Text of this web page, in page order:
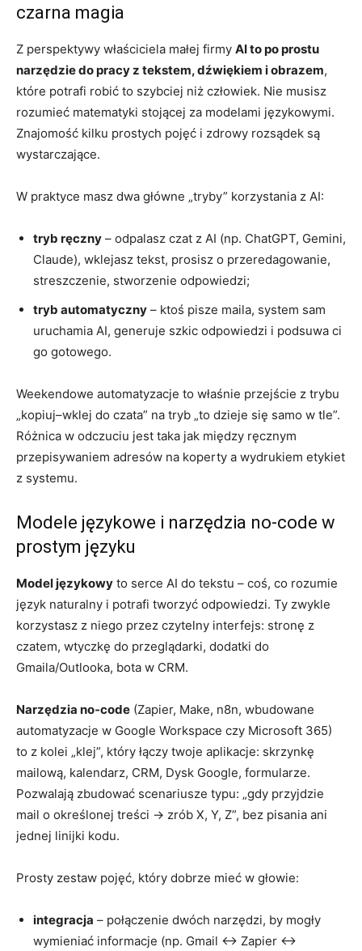
czarna magia
Z perspektywy właściciela małej firmy AI to po prostu
narzędzie do pracy z tekstem, dźwiękiem i obrazem,
które potrafi robić to szybciej niż człowiek. Nie musisz
rozumieć matematyki stojącej za modelami językowymi.
Znajomość kilku prostych pojęć i zdrowy rozsądek są
wystarczające.
W praktyce masz dwa główne „tryby” korzystania z AI:
tryb ręczny – odpalasz czat z AI (np. ChatGPT, Gemini,
Claude), wklejasz tekst, prosisz o przeredagowanie,
streszczenie, stworzenie odpowiedzi;
tryb automatyczny – ktoś pisze maila, system sam
uruchamia AI, generuje szkic odpowiedzi i podsuwa ci
go gotowego.
Weekendowe automatyzacje to właśnie przejście z trybu
„kopiuj–wklej do czata” na tryb „to dzieje się samo w tle”.
Różnica w odczuciu jest taka jak między ręcznym
przepisywaniem adresów na koperty a wydrukiem etykiet
z systemu.
Modele językowe i narzędzia no‑code w
prostym języku
Model językowy to serce AI do tekstu – coś, co rozumie
język naturalny i potrafi tworzyć odpowiedzi. Ty zwykle
korzystasz z niego przez czytelny interfejs: stronę z
czatem, wtyczkę do przeglądarki, dodatki do
Gmaila/Outlooka, bota w CRM.
Narzędzia no‑code (Zapier, Make, n8n, wbudowane
automatyzacje w Google Workspace czy Microsoft 365)
to z kolei „klej”, który łączy twoje aplikacje: skrzynkę
mailową, kalendarz, CRM, Dysk Google, formularze.
Pozwalają zbudować scenariusze typu: „gdy przyjdzie
mail o określonej treści → zrób X, Y, Z”, bez pisania ani
jednej linijki kodu.
Prosty zestaw pojęć, który dobrze mieć w głowie:
integracja – połączenie dwóch narzędzi, by mogły
wymieniać informacje (np. Gmail ↔ Zapier ↔